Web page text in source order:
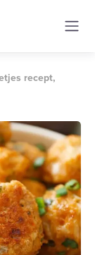
recept,